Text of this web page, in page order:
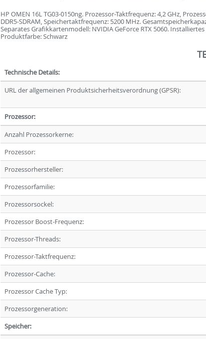
HP OMEN 16L TG03-0150ng. Prozessor-Taktfrequenz: 4,2 GHz,
DDR5-SDRAM, Speichertaktfrequenz: 5200 MHz.
Separates Grafikkartenmodell: NVIDIA GeForce RTX 5060.
Produktfarbe: Schwarz
Technische Details:
URL der allgemeinen Produktsicherheitsverordnung (GPSR):
Prozessor:
Anzahl Prozessorkerne:
Prozessor:
Prozessorhersteller:
Prozessorfamilie:
Prozessorsockel:
Prozessor Boost-Frequenz:
Prozessor-Threads:
Prozessor-Taktfrequenz:
Prozessor-Cache:
Prozessor Cache Typ:
Prozessorgeneration:
Speicher: